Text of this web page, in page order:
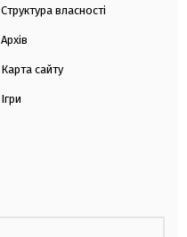
Структура власності
Архів
Карта сайту
Ігри